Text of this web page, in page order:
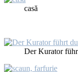
casă
Der Ku­ra­tor